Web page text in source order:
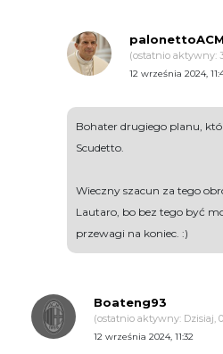
palonettoACM
(ostatnio aktywny:
12 września 2024,
Bohater drugiego planu,
Scudetto.
Wieczny szacun za tego
Lautaro, bo bez tego być
przewagi na koniec. :)
Boateng93
(ostatnio aktywny: Dzisiaj,
12 września 2024, 11:32